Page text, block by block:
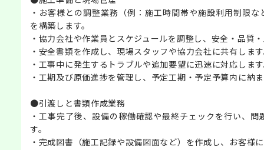
・お客様との調整業務（例：施工時間帯や施設利用制限
を構築します。
・協力会社や作業員とスケジュールを調整し、安全・品質
・安全書類を作成し、現場スタッフや協力会社に共有しま
・工事中に発生するトラブルや追加要望に迅速に対応しま
・工期及び原価進捗を管理し、予定工期・予定予算内に納
●引渡しと書類作成業務
・工事完了後、設備の稼働確認や最終チェックを行い、
す。
・完成図書（施工記録や設備図面など）を作成し、お客様